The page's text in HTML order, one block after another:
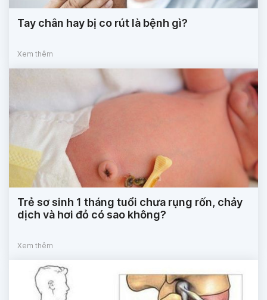
Tay chân hay bị co rút là bệnh gì?
Xem thêm
Trẻ sơ sinh 1 tháng tuổi chưa rụng rốn, chảy
dịch và hơi đỏ có sao không?
Xem thêm